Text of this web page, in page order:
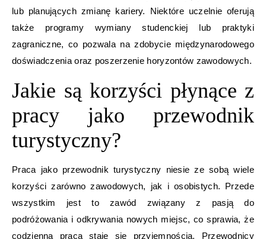
lub planujących zmianę kariery. Niektóre uczelnie oferują
także programy wymiany studenckiej lub praktyki
zagraniczne, co pozwala na zdobycie międzynarodowego
doświadczenia oraz poszerzenie horyzontów zawodowych.
Jakie są korzyści płynące z
pracy jako przewodnik
turystyczny?
Praca jako przewodnik turystyczny niesie ze sobą wiele
korzyści zarówno zawodowych, jak i osobistych. Przede
wszystkim jest to zawód związany z pasją do
podróżowania i odkrywania nowych miejsc, co sprawia, że
codzienna praca staje się przyjemnością. Przewodnicy